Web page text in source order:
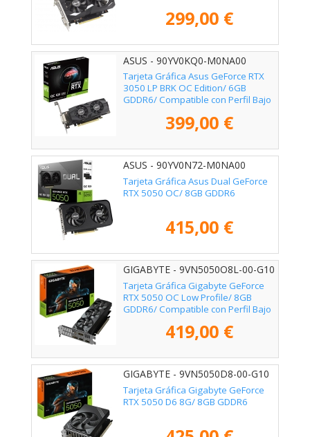
299,00 €
ASUS - 90YV0KQ0-M0NA00
Tarjeta Gráfica Asus GeForce RTX
3050 LP BRK OC Edition/ 6GB
GDDR6/ Compatible con Perfil Bajo
399,00 €
ASUS - 90YV0N72-M0NA00
Tarjeta Gráfica Asus Dual GeForce
RTX 5050 OC/ 8GB GDDR6
415,00 €
GIGABYTE - 9VN5050O8L-00-G10
Tarjeta Gráfica Gigabyte GeForce
RTX 5050 OC Low Profile/ 8GB
GDDR6/ Compatible con Perfil Bajo
419,00 €
GIGABYTE - 9VN5050D8-00-G10
Tarjeta Gráfica Gigabyte GeForce
RTX 5050 D6 8G/ 8GB GDDR6